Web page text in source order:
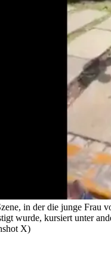
in der die junge Frau
wurde, kursiert unter
X)